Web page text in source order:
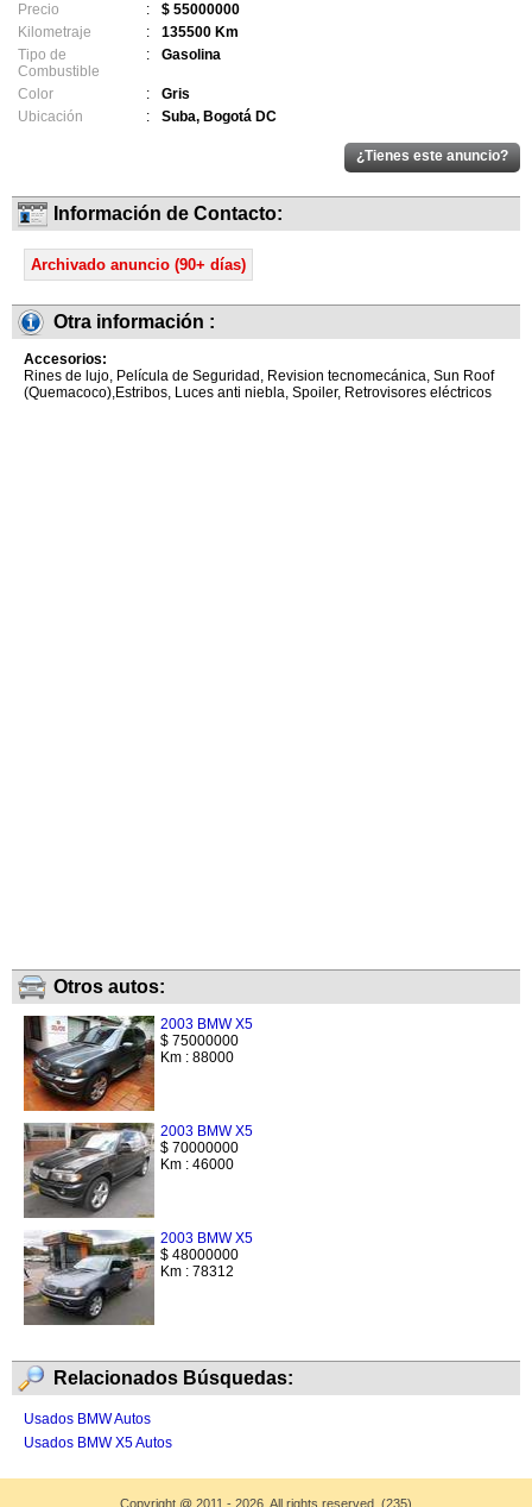
Precio
:
$ 55000000
Kilometraje
:
135500 Km
Tipo de
Combustible
: Gasolina
Color :
Gris
Ubicación
: Suba, Bogotá DC
Información de Contacto:
Archivado anuncio (90+ días)
Otra información :
Accesorios:
Rines de lujo, Película de Seguridad, Revision tecnomecánica, Sun Roof
(Quemacoco),Estribos, Luces anti niebla, Spoiler, Retrovisores eléctricos
Otros autos:
2003 BMW X5
$ 75000000
Km : 88000
2003 BMW X5
$ 70000000
Km : 46000
2003 BMW X5
$ 48000000
Km : 78312
Relacionados Búsquedas:
Usados BMW Autos
Usados BMW X5 Autos
Copyright @ 2011 - 2026. All rights reserved. (235)